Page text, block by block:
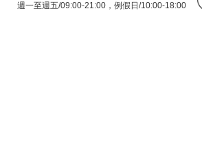
週一至週五/09:00-21:00，例假日/10:00-18:00